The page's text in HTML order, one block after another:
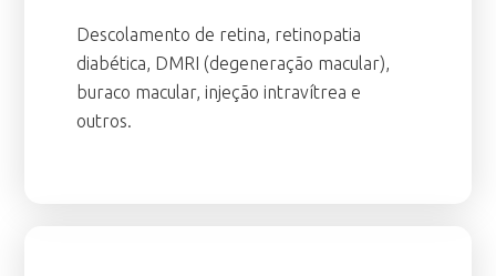
Descolamento de retina, retinopatia
diabética, DMRI (degeneração macular),
buraco macular, injeção intravítrea e
outros.